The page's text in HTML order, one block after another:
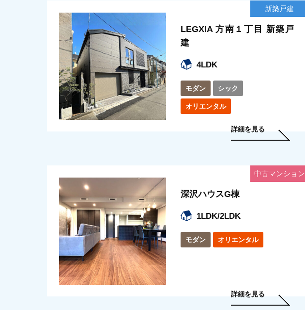
新築戸建
LEGXIA 方南１丁目 新築戸
建
4LDK
モダン シック
オリエンタル
詳細を見る
中古マンション
深沢ハウスG棟
1LDK/2LDK
モダン オリエンタル
詳細を見る